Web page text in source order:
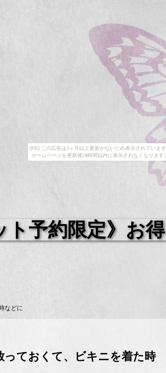
[PR] この広告は3ヶ月以上更新がないため表示されています
ホームページを更新後24時間以内に表示されなくなります。
予約限定》お
などに
っておくて、ビキニを着た時